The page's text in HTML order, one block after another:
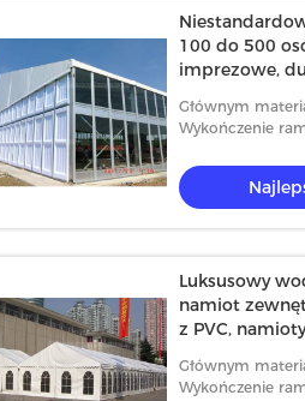
Szklana ściana boczna Aluminiowa
rama Namiot Modny styl 500-700
osób Pojemność
Najlepszą cenę
100 do 500
imprezowe,
Głównym
aluminium
Wykończenie
Luksusowy
namiot
z PVC,
aluminium
Głównym
aluminium
Wykończenie